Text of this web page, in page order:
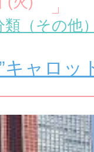
類（その他
ャロッ